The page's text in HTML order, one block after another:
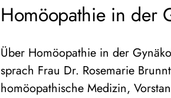
Homöopathie in der
Über Homöopathie in der
sprach Frau Dr. Rosemarie
homöopathische Medizin,